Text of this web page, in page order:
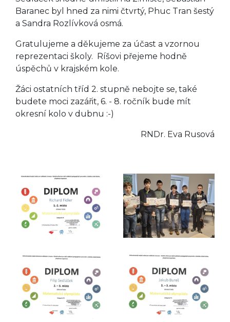
Baranec byl hned za nimi čtvrtý, Phuc Tran šestý
a Sandra Rozlívková osmá.
Gratulujeme a děkujeme za účast a vzornou
reprezentaci školy. Ríšovi přejeme hodně
úspěchů v krajském kole.
Žáci ostatních tříd 2. stupně nebojte se, také
budete moci zazářit, 6. - 8. ročník bude mít
okresní kolo v dubnu :-)
RNDr. Eva Rusová